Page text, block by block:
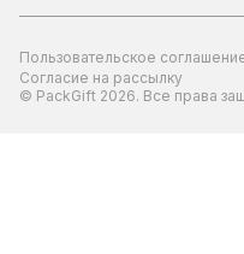
Пользовательское
Согласие на рассылку
© PackGift 2026. Все права